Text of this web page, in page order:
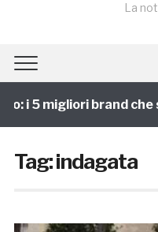
La
i 5 migliori brand che
Tag:indagata